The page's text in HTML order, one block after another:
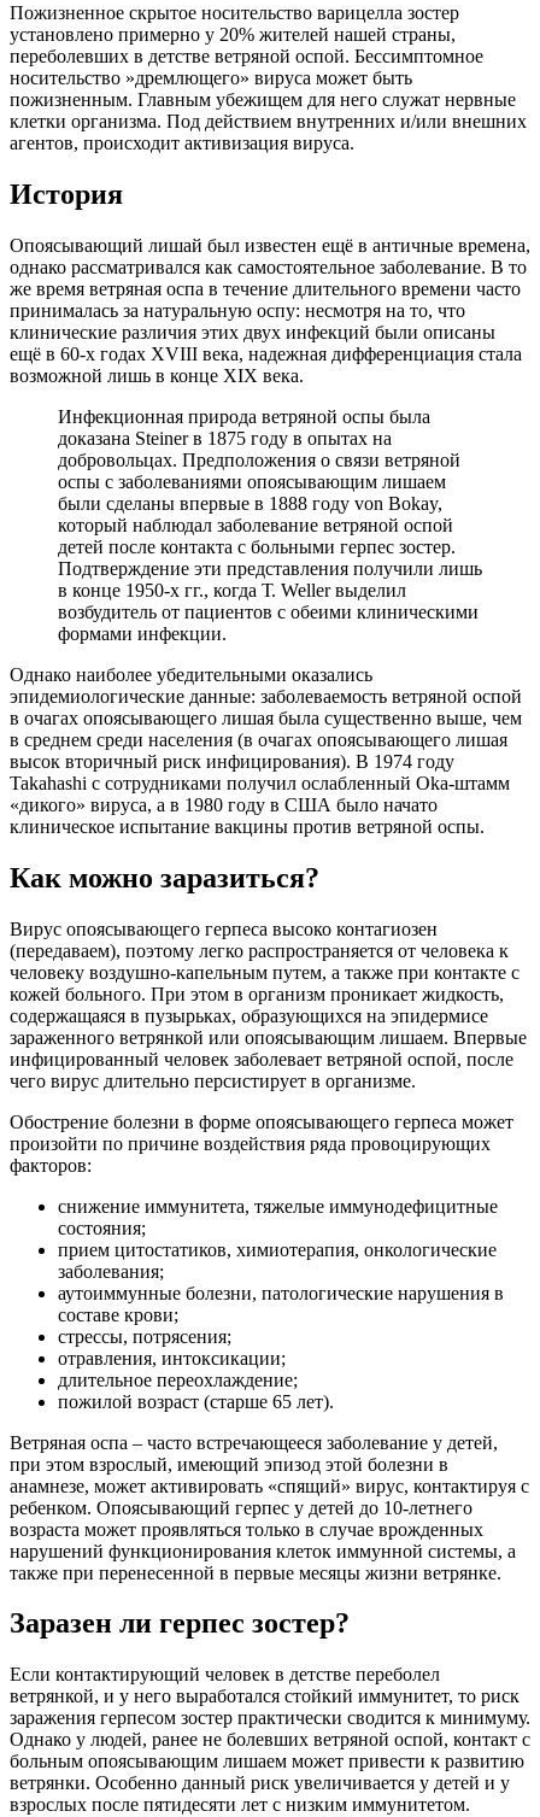
Пожизненное скрытое носительство варицелла зостер
установлено примерно у 20% жителей нашей страны,
переболевших в детстве ветряной оспой. Бессимптомное
носительство »дремлющего» вируса может быть
пожизненным. Главным убежищем для него служат нервные
клетки организма. Под действием внутренних и/или внешних
агентов, происходит активизация вируса.
История
Опоясывающий лишай был известен ещё в античные времена,
однако рассматривался как самостоятельное заболевание. В то
же время ветряная оспа в течение длительного времени часто
принималась за натуральную оспу: несмотря на то, что
клинические различия этих двух инфекций были описаны
ещё в 60-х годах XVIII века, надежная дифференциация стала
возможной лишь в конце XIX века.
Инфекционная природа ветряной оспы была
доказана Steiner в 1875 году в опытах на
добровольцах. Предположения о связи ветряной
оспы с заболеваниями опоясывающим лишаем
были сделаны впервые в 1888 году von Bokay,
который наблюдал заболевание ветряной оспой
детей после контакта с больными герпес зостер.
Подтверждение эти представления получили лишь
в конце 1950-х гг., когда Т. Weller выделил
возбудитель от пациентов с обеими клиническими
формами инфекции.
Однако наиболее убедительными оказались
эпидемиологические данные: заболеваемость ветряной оспой
в очагах опоясывающего лишая была существенно выше, чем
в среднем среди населения (в очагах опоясывающего лишая
высок вторичный риск инфицирования). В 1974 году
Takahashi с сотрудниками получил ослабленный Oka-штамм
«дикого» вируса, а в 1980 году в США было начато
клиническое испытание вакцины против ветряной оспы.
Как можно заразиться?
Вирус опоясывающего герпеса высоко контагиозен
(передаваем), поэтому легко распространяется от человека к
человеку воздушно-капельным путем, а также при контакте с
кожей больного. При этом в организм проникает жидкость,
содержащаяся в пузырьках, образующихся на эпидермисе
зараженного ветрянкой или опоясывающим лишаем. Впервые
инфицированный человек заболевает ветряной оспой, после
чего вирус длительно персистирует в организме.
Обострение болезни в форме опоясывающего герпеса может
произойти по причине воздействия ряда провоцирующих
факторов:
снижение иммунитета, тяжелые иммунодефицитные
состояния;
прием цитостатиков, химиотерапия, онкологические
заболевания;
аутоиммунные болезни, патологические нарушения в
составе крови;
стрессы, потрясения;
отравления, интоксикации;
длительное переохлаждение;
пожилой возраст (старше 65 лет).
Ветряная оспа – часто встречающееся заболевание у детей,
при этом взрослый, имеющий эпизод этой болезни в
анамнезе, может активировать «спящий» вирус, контактируя с
ребенком. Опоясывающий герпес у детей до 10-летнего
возраста может проявляться только в случае врожденных
нарушений функционирования клеток иммунной системы, а
также при перенесенной в первые месяцы жизни ветрянке.
Заразен ли герпес зостер?
Если контактирующий человек в детстве переболел
ветрянкой, и у него выработался стойкий иммунитет, то риск
заражения герпесом зостер практически сводится к минимуму.
Однако у людей, ранее не болевших ветряной оспой, контакт с
больным опоясывающим лишаем может привести к развитию
ветрянки. Особенно данный риск увеличивается у детей и у
взрослых после пятидесяти лет с низким иммунитетом.